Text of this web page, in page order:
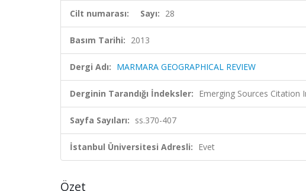
Cilt numarası: Sayı: 28
Basım Tarihi: 2013
Dergi Adı: MARMARA GEOGRAPHICAL REVIEW
Derginin Tarandığı İndeksler: Emerging Sources Citation
Sayfa Sayıları: ss.370-407
İstanbul Üniversitesi Adresli: Evet
Özet